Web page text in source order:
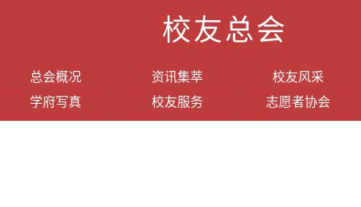
校友总会
总会概况 资讯集萃
校友风采
学府写真
校友服务 志愿者协会